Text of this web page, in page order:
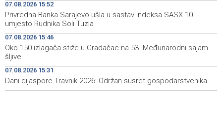
19:10
Rudari Milanovića ubijedili da ode kući, Memčić se već
ponovo vratio u jamu 'Raspotočje'
19:03
Sarajevo Film Festival presents Kinoscope and
Kinoscope Surreal programs
19:00
07.08.2026 15:52
Privredna Banka Sarajevo ušla u sastav indeksa SASX-10
umjesto Rudnika Soli Tuzla
07.08.2026 15:46
Oko 150 izlagača stiže u Gradačac na 53. Međunarodni sajam
šljive
07.08.2026 15:31
Dani dijaspore Travnik 2026: Održan susret gospodarstvenika